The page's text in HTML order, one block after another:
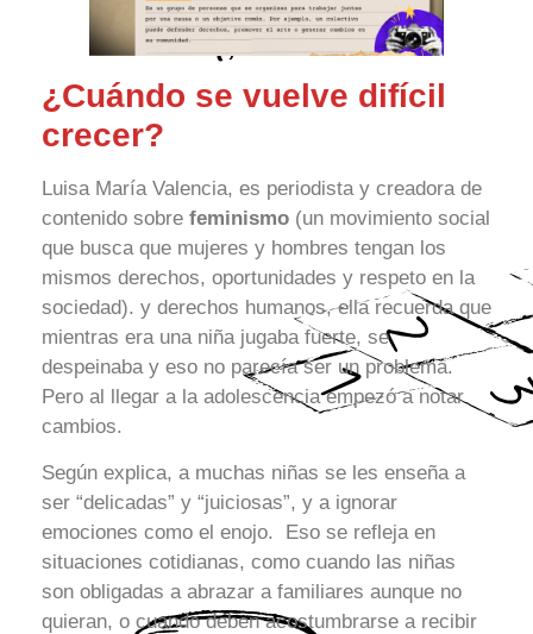
¿Cuándo se vuelve difícil
crecer?
Luisa María Valencia, es periodista y creadora de
contenido sobre feminismo (un movimiento social
que busca que mujeres y hombres tengan los
mismos derechos, oportunidades y respeto en la
sociedad). y derechos humanos, ella recuerda que
mientras era una niña jugaba fuerte, se
despeinaba y eso no parecía ser un problema.
Pero al llegar a la adolescencia empezó a notar
cambios.
Según explica, a muchas niñas se les enseña a
ser “delicadas” y “juiciosas”, y a ignorar
emociones como el enojo. Eso se refleja en
situaciones cotidianas, como cuando las niñas
son obligadas a abrazar a familiares aunque no
quieran, o cuando deben acostumbrarse a recibir